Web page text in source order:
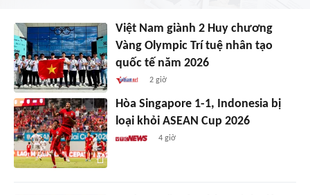
Việt Nam giành 2 Huy chương
Vàng Olympic Trí tuệ nhân tạo
quốc tế năm 2026
2 giờ
Hòa Singapore 1-1, Indonesia bị
loại khỏi ASEAN Cup 2026
4 giờ